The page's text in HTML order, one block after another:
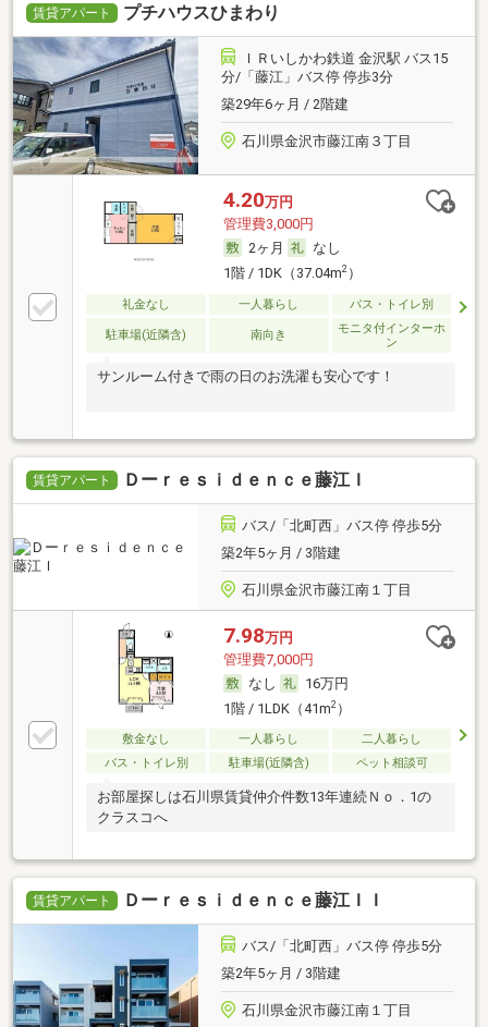
賃貸アパート プチハウスひまわり
ＩＲいしかわ鉄道 金沢駅 バス15
分/「藤江」バス停 停歩3分
築29年6ヶ月 / 2階建
石川県金沢市藤江南３丁目
4.20万円
管理費3,000円
2ヶ月
なし
1階 / 1DK（37.04m2）
礼金なし 一人暮らし バス・トイレ別
駐車場(近隣含) 南向き
モニタ付インターホ
ン
サンルーム付きで雨の日のお洗濯も安心です！
賃貸アパート Ｄーｒｅｓｉｄｅｎｃｅ藤江Ｉ
バス/「北町西」バス停 停歩5分
築2年5ヶ月 / 3階建
石川県金沢市藤江南１丁目
7.98万円
管理費7,000円
なし
16万円
1階 / 1LDK（41m2）
敷金なし 一人暮らし
二人暮らし
バス・トイレ別
駐車場(近隣含) ペット相談可
お部屋探しは石川県賃貸仲介件数13年連続Ｎｏ．1の
クラスコへ
賃貸アパート Ｄーｒｅｓｉｄｅｎｃｅ藤江ＩＩ
バス/「北町西」バス停 停歩5分
築2年5ヶ月 / 3階建
石川県金沢市藤江南１丁目